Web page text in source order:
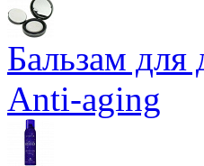
Бальзам для
Anti-aging